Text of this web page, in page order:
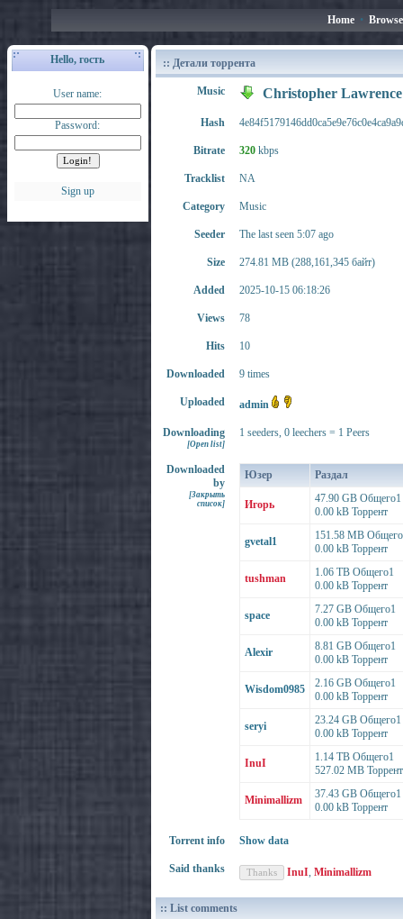
Home • Browse
Hello, гость
User name:
Password:
Sign up
:: Детали торрента
Music Christopher
Hash
Bitrate 320 kbps
Tracklist NA
Category Music
Seeder The last seen 5:07 ago
Size 274.81 MB (288,161,345 байт)
Added 2025-10-15 06:18:26
Views 78
Hits 10
Downloaded 9 times
Uploaded admin
Downloading
[Open list]
1 seeders, 0 leechers = 1 Peers
Downloaded
by
[Закрыть
список]
Юзер Раздал
Игорь
47.90 GB Общего1
0.00 kB Торрент
gvetal1
151.58 MB
0.00 kB Торрент
tushman
1.06 TB Общего1
0.00 kB Торрент
space
7.27 GB Общего1
0.00 kB Торрент
Alexir
8.81 GB Общего1
0.00 kB Торрент
Wisdom0985
2.16 GB Общего1
0.00 kB Торрент
seryi
23.24 GB Общего1
0.00 kB Торрент
InuI
1.14 TB Общего1
527.02 MB Торрент
Minimallizm
37.43 GB Общего1
0.00 kB Торрент
Torrent info Show data
Said thanks InuI, Minimallizm
:: List comments